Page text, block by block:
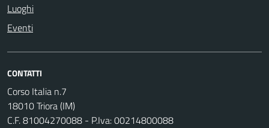
Luoghi
Eventi
CONTATTI
Corso Italia n.7
18010 Triora (IM)
C.F. 81004270088 - P.Iva: 00214800088